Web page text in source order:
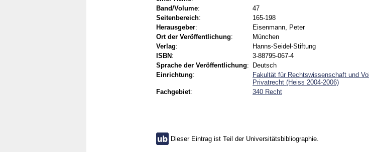
Band/Volume:
47
Seitenbereich:
165-198
Herausgeber:
Eisenmann, Peter
Ort der Veröffentlichung:
München
Verlag:
Hanns-Seidel-Stiftung
ISBN :
3-88795-067-4
Sprache der Veröffentlichung:
Deutsch
Einrichtung:
Fakultät für Rechtswissenschaft und
Privatrecht (Heiss 2004-2006)
Fachgebiet: 340 Recht
Dieser Eintrag ist Teil der Universitätsbibliographie.